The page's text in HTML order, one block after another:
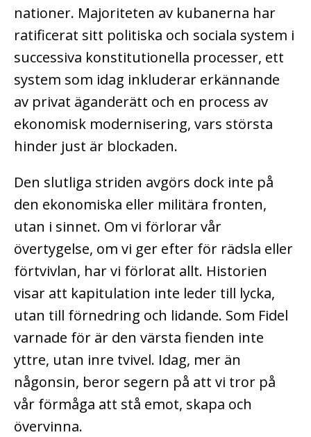
nationer. Majoriteten av kubanerna har
ratificerat sitt politiska och sociala system i
successiva konstitutionella processer, ett
system som idag inkluderar erkännande
av privat äganderätt och en process av
ekonomisk modernisering, vars största
hinder just är blockaden.
Den slutliga striden avgörs dock inte på
den ekonomiska eller militära fronten,
utan i sinnet. Om vi förlorar vår
övertygelse, om vi ger efter för rädsla eller
förtvivlan, har vi förlorat allt. Historien
visar att kapitulation inte leder till lycka,
utan till förnedring och lidande. Som Fidel
varnade för är den värsta fienden inte
yttre, utan inre tvivel. Idag, mer än
någonsin, beror segern på att vi tror på
vår förmåga att stå emot, skapa och
övervinna.